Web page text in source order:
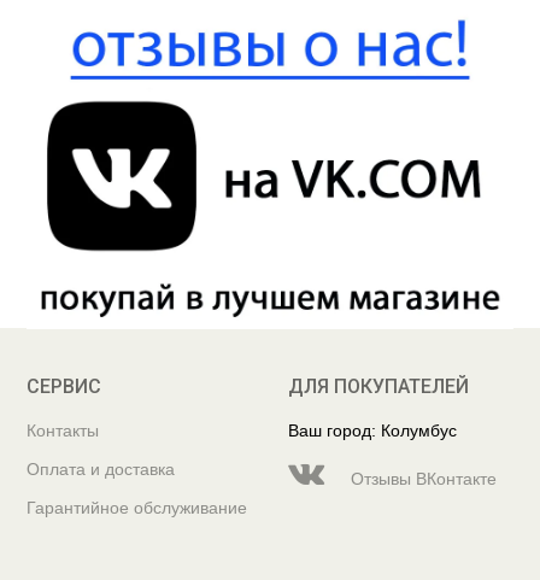
СЕРВИС
Контакты
Оплата и доставка
Гарантийное обслуживание
ДЛЯ ПОКУПАТЕЛЕЙ
Ваш город: Колумбус
Отзывы ВКонтакте